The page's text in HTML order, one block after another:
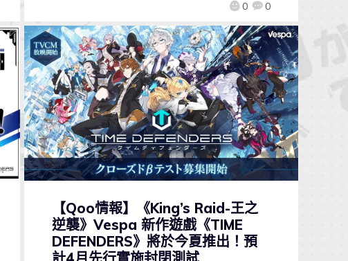
0 0
【Qoo情報】《King’s Raid-王之
逆襲》Vespa 新作遊戲《TIME
DEFENDERS》將於今夏推出！預